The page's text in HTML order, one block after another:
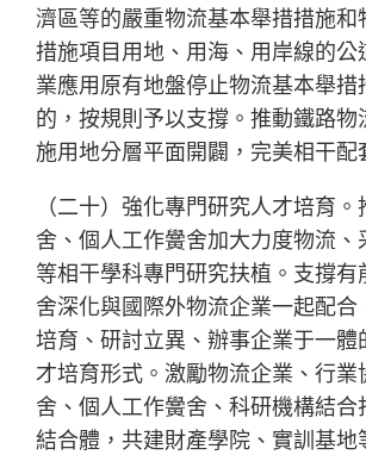
濟區等的嚴重物流基本舉措措施和
措施項目用地、用海、用岸線的公
業應用原有地盤停止物流基本舉措
的，按規則予以支撐。推動鐵路物
施用地分層平面開闢，完美相干配
（二十）強化專門研究人才培育
舍、個人工作黌舍加大力度物流、
等相干學科專門研究扶植。支撐有
舍深化與國際外物流企業一起配合
培育、研討立異、辦事企業于一體
才培育形式。激勵物流企業、行業
舍、個人工作黌舍、科研機構結合
結合體，共建財產學院、實訓基地